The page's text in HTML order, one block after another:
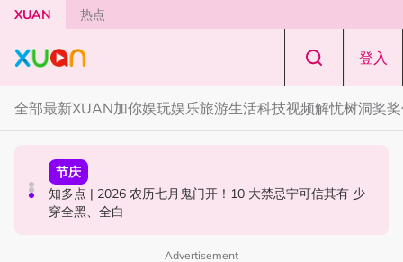
Skip to main content
XUAN 热点
登入
全部最新XUAN加你娱玩娱乐旅游生活科技视频解忧树洞奖
中港台新
Jaclyn Victor现身《歌手2026》现场！遭粉丝野生捕获要
求合照！
节庆
知多点 | 2026 农历七月鬼门开！10 大禁忌宁可信其有 少
穿全黑、全白
国际星闻
YG大楼遭女粉持高尔夫球杆猛砸！BLACKPINK 10周年最
新进展曝光！
Advertisement